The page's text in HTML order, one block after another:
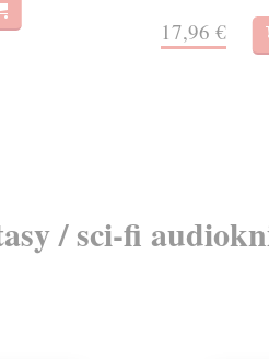
17,96 €
/ sci-fi